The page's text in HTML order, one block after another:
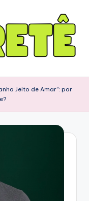
Jeito de Amar”: por